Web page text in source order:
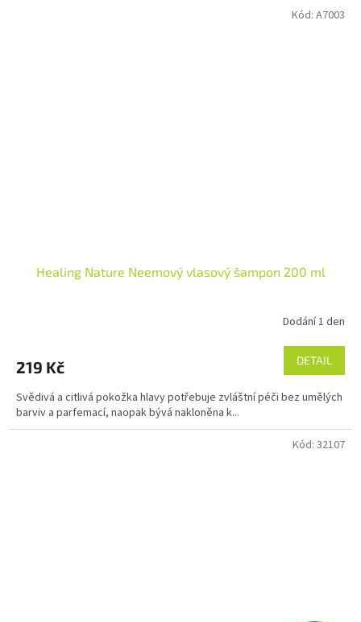
Healing Nature Neemový vlasový šampon 200 ml
je
z
5
hvězdiček.
Dodání 1 den
219 Kč DETAIL
Svědivá a citlivá pokožka hlavy potřebuje zvláštní péči bez umělých
barviv a parfemací, naopak bývá nakloněna k...
Kód: A7003
Kód: 32107